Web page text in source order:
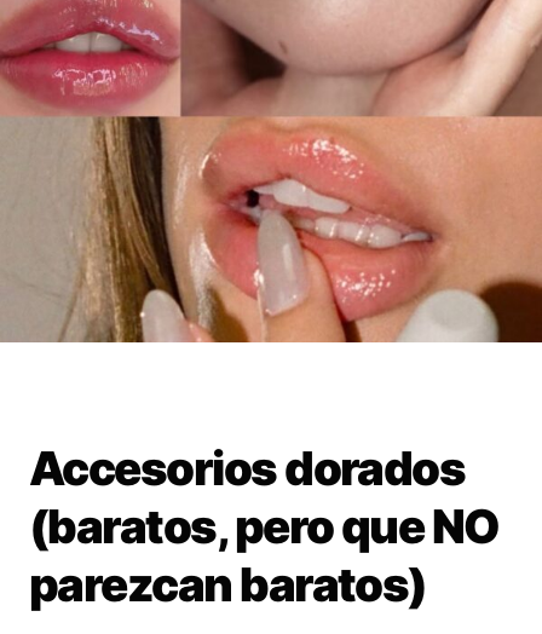
Accesorios dorados
(baratos, pero que NO
parezcan baratos)